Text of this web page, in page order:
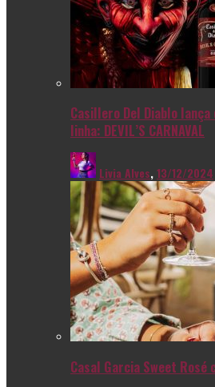
Casillero Del Diablo
linha: DEVIL’S CARNAVAL
Livia Alves,13/12/2024
Casal Garcia Sweet Rosé